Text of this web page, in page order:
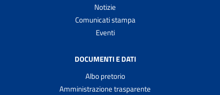
Notizie
Comunicati stampa
Eventi
DOCUMENTI E DATI
Albo pretorio
Amministrazione trasparente